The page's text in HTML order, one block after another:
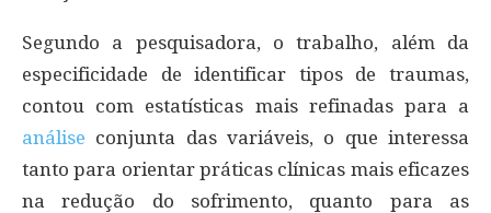
Segundo a pesquisadora, o trabalho, além da
especificidade de identificar tipos de traumas,
contou com estatísticas mais refinadas para a
análise conjunta das variáveis, o que interessa
tanto para orientar práticas clínicas mais eficazes
na redução do sofrimento, quanto para as